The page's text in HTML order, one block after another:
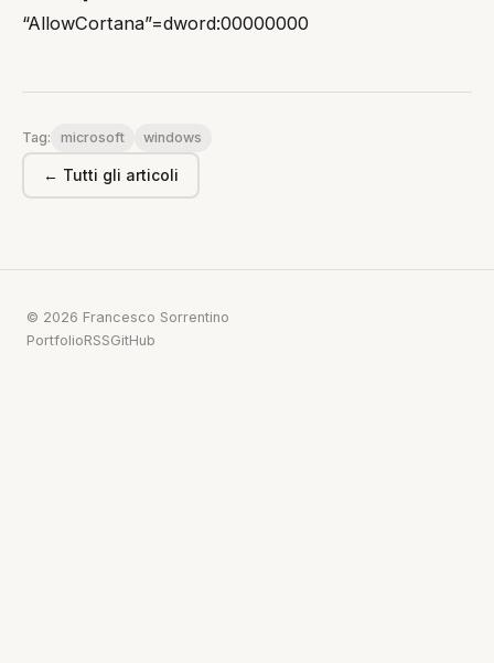
“AllowCortana”=dword:00000000
Tag: microsoft windows
← Tutti gli articoli
© 2026 Francesco Sorrentino
PortfolioRSSGitHub